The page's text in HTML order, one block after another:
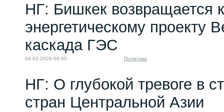
НГ: Бишкек возвращается
энергетическому проекту
каскада ГЭС
04.03.2026 06:00 Политика
НГ: О глубокой тревоге в
стран Центральной Азии